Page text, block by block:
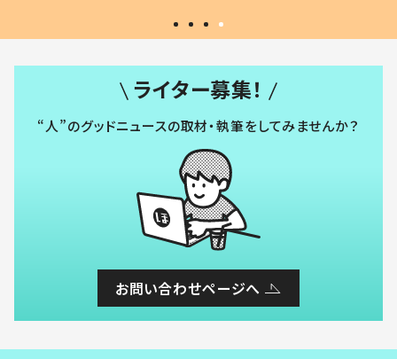
ライター募集！
“人”のグッドニュースの取材・執筆をしてみませんか？
お問い合わせページへ